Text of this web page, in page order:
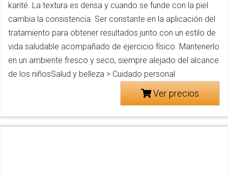
karité. La textura es densa y cuando se funde con la piel
cambia la consistencia. Ser constante en la aplicación del
tratamiento para obtener resultados junto con un estilo de
vida saludable acompañado de ejercicio físico. Mantenerlo
en un ambiente fresco y seco, siempre alejado del alcance
de los niñosSalud y belleza > Cuidado personal
Ver precios